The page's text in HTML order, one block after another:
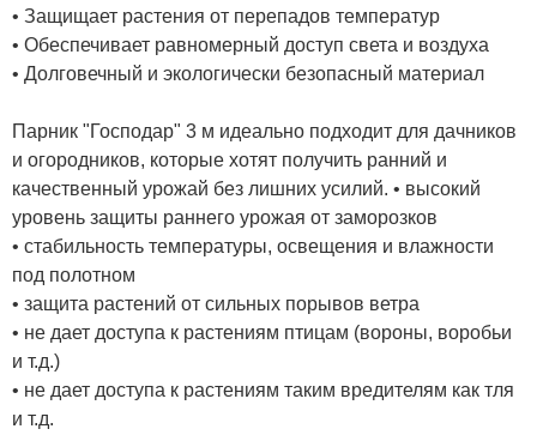
• Защищает растения от перепадов температур
• Обеспечивает равномерный доступ света и воздуха
• Долговечный и экологически безопасный материал
Парник "Господар" 3 м идеально подходит для дачников
и огородников, которые хотят получить ранний и
качественный урожай без лишних усилий. • высокий
уровень защиты раннего урожая от заморозков
• стабильность температуры, освещения и влажности
под полотном
• защита растений от сильных порывов ветра
• не дает доступа к растениям птицам (вороны, воробьи
и т.д.)
• не дает доступа к растениям таким вредителям как тля
и т.д.